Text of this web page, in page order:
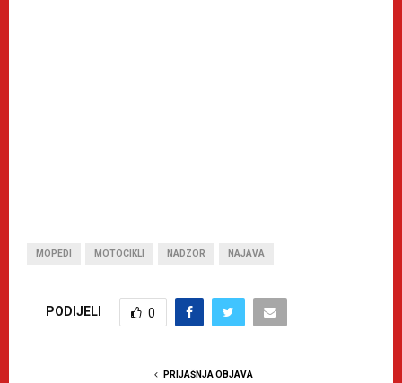
MOPEDI MOTOCIKLI NADZOR NAJAVA
PODIJELI 0
PRIJAŠNJA OBJAVA